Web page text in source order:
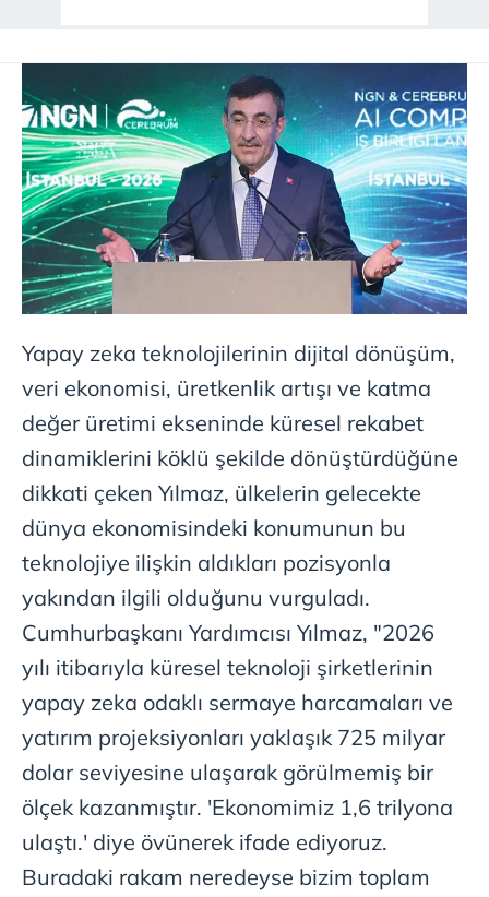
Yapay zeka teknolojilerinin dijital dönüşüm,
veri ekonomisi, üretkenlik artışı ve katma
değer üretimi ekseninde küresel rekabet
dinamiklerini köklü şekilde dönüştürdüğüne
dikkati çeken Yılmaz, ülkelerin gelecekte
dünya ekonomisindeki konumunun bu
teknolojiye ilişkin aldıkları pozisyonla
yakından ilgili olduğunu vurguladı.
Cumhurbaşkanı Yardımcısı Yılmaz, "2026
yılı itibarıyla küresel teknoloji şirketlerinin
yapay zeka odaklı sermaye harcamaları ve
yatırım projeksiyonları yaklaşık 725 milyar
dolar seviyesine ulaşarak görülmemiş bir
ölçek kazanmıştır. 'Ekonomimiz 1,6 trilyona
ulaştı.' diye övünerek ifade ediyoruz.
Buradaki rakam neredeyse bizim toplam